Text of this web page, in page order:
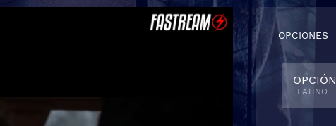
OPCIONES
OPCIÓN
-LATINO